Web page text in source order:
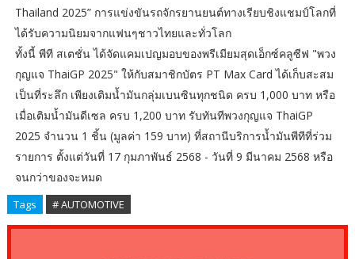
Thailand 2025” การแข่งขันรถจักรยานยนต์ทางเรียบชิงแชมป์โลกที่
ได้รับความนิยมจากแฟนๆชาวไทยและทั่วโลก
ทั้งนี้ พีที สเตชั่น ได้จัดแคมเปญมอบของพรีเมียมสุดเอ็กซ์คลูซีฟ "พวง
กุญแจ ThaiGP 2025" ให้กับสมาชิกบัตร PT Max Card ได้เก็บสะสม
เป็นที่ระลึก เพียงเติมน้ำมันกลุ่มเบนซินทุกชนิด ครบ 1,000 บาท หรือ
เมื่อเติมน้ำมันดีเซล ครบ 1,200 บาท รับทันทีพวงกุญแจ ThaiGP
2025 จำนวน 1 ชิ้น (มูลค่า 159 บาท) ที่สถานีบริการน้ำมันพีทีที่ร่วม
รายการ ตั้งแต่วันที่ 17 กุมภาพันธ์ 2568 - วันที่ 9 มีนาคม 2568 หรือ
จนกว่าของจะหมด
Tags # AUTOMOTIVE